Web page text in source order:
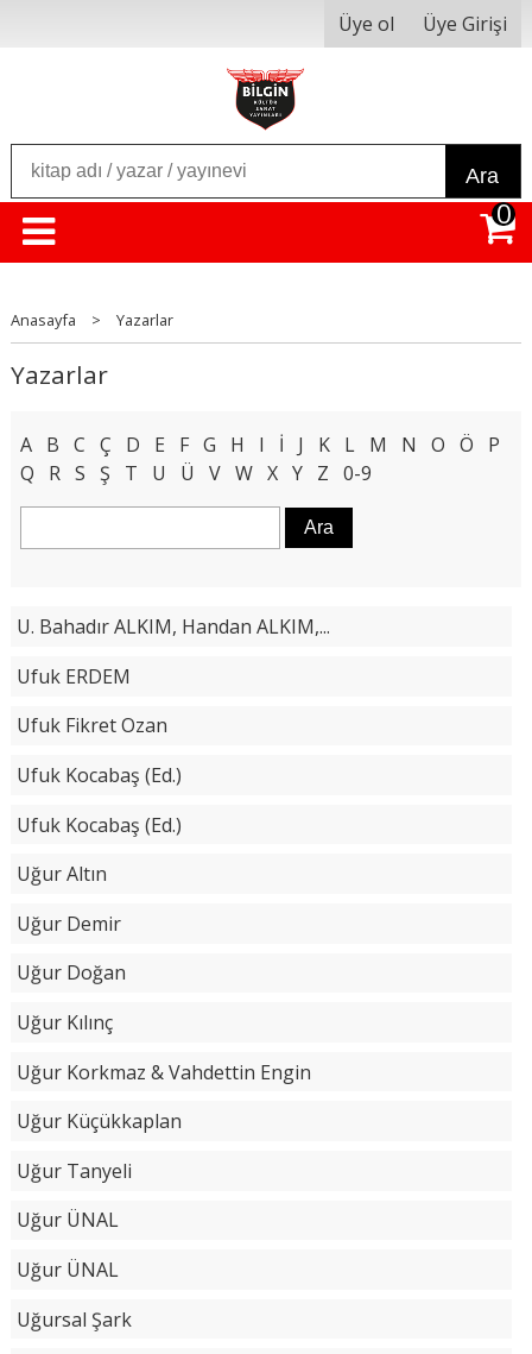
Üye ol Üye Girişi
Ara
0
Anasayfa > Yazarlar
Yazarlar
A B C Ç D E F G H I İ J K L M N O Ö
P
Q
R S Ş T U Ü V W X Y Z 0-9
U. Bahadır ALKIM, Handan ALKIM,...
Ufuk ERDEM
Ufuk Fikret Ozan
Ufuk Kocabaş (Ed.)
Ufuk Kocabaş (Ed.)
Uğur Altın
Uğur Demir
Uğur Doğan
Uğur Kılınç
Uğur Korkmaz & Vahdettin Engin
Uğur Küçükkaplan
Uğur Tanyeli
Uğur ÜNAL
Uğur ÜNAL
Uğursal Şark